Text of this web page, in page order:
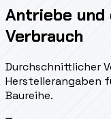
Antriebe
Verbrauch
Durchschnittlicher
Herstellerangaben
Baureihe.